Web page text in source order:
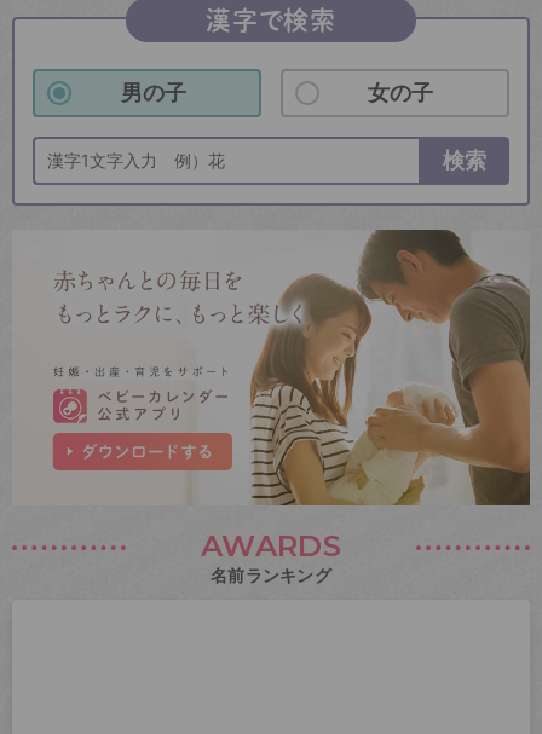
漢字で検索
男の子 女の子
検索
AWARDS
名前ランキング